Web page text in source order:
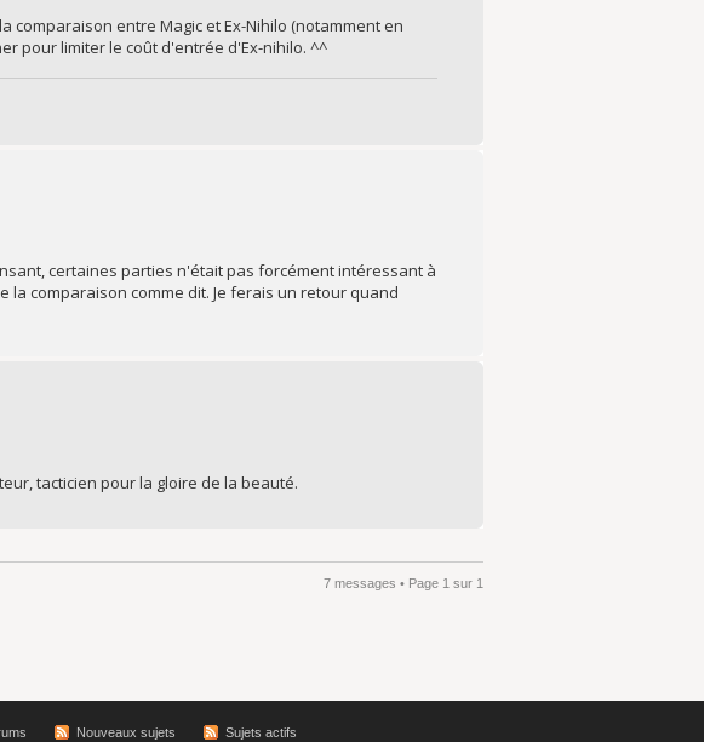
comparaison entre Magic et Ex-Nihilo (notamment en
pour limiter le coût d'entrée d'Ex-nihilo. ^^
certaines parties n'était pas forcément intéressant à
la comparaison comme dit. Je ferais un retour quand
tacticien pour la gloire de la beauté.
7 messages • Page 1 sur 1
Nouveaux sujets Sujets actifs